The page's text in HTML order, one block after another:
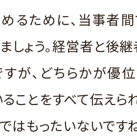
るために、当事者
しょう。経営者と後
が、どちらかが優
ることをすべて伝えら
はもったいないです